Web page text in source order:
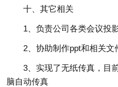
十、其它相关
1、负责公司各类会议投
2、协助制作ppt和相关文
3、实现了无纸传真，目
脑自动传真